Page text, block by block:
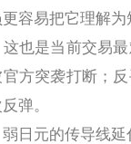
容易把它理解为
是当前交易最
官方突袭打断；
弹。
元的传导线延